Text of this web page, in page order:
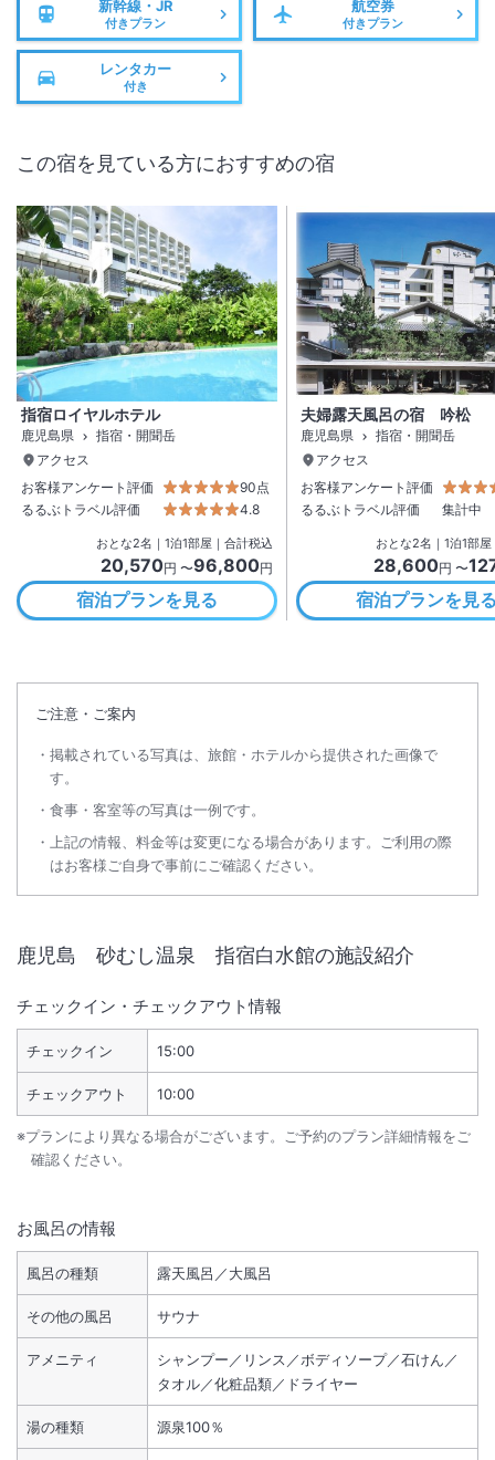
新幹線・JR
付きプラン
航空券
付きプラン
レンタカー
付き
この宿を見ている方におすすめの宿
指宿ロイヤルホテル
鹿児島県
指宿・開聞岳
アクセス
お客様アンケート評価
90点
るるぶトラベル評価
4.8
おとな2名 ｜ 1泊1部屋｜合計税込
20,570円 〜96,800円
宿泊プランを見る
夫婦露天風呂の宿 吟松
鹿児島県
指宿・開聞岳
アクセス
お客様アンケート評価
るるぶトラベル評価
集計中
おとな2名 ｜ 1泊1部屋
28,600円 〜
宿泊プランを見
ご注意・ご案内
掲載されている写真は、旅館・ホテルから提供された画像で
す。
食事・客室等の写真は一例です。
上記の情報、料金等は変更になる場合があります。ご利用の際
はお客様ご自身で事前にご確認ください。
鹿児島 砂むし温泉 指宿白水館の施設紹介
チェックイン・チェックアウト情報
チェックイン 15:00
チェックアウト 10:00
※プランにより異なる場合がございます。ご予約のプラン詳細情報をご
確認ください。
お風呂の情報
風呂の種類 露天風呂／大風呂
その他の風呂 サウナ
アメニティ
シャンプー／リンス／ボディソープ／石けん／
タオル／化粧品類／ドライヤー
湯の種類 源泉100％